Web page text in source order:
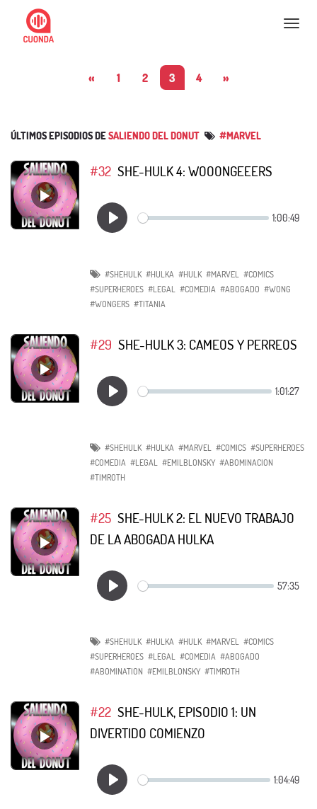
Nav
« 1 2 3 4 »
ÚLTIMOS EPISODIOS DESALIENDO DEL DONUT #MARVEL
#32 SHE-HULK 4: WOOONGEEERS
#SHEHULK #HULKA #HULK #MARVEL
#COMICS
#SUPERHEROES #LEGAL #COMEDIA #ABOGADO #WONG
#WONGERS #TITANIA
#29 SHE-HULK 3: CAMEOS Y PERREOS
#SHEHULK #HULKA #MARVEL #COMICS #SUPERHEROES
#COMEDIA #LEGAL #EMILBLONSKY #ABOMINACION
#TIMROTH
#25 SHE-HULK 2: EL NUEVO TRABAJO
DE LA ABOGADA HULKA
#SHEHULK #HULKA #HULK #MARVEL #COMICS
#SUPERHEROES #LEGAL #COMEDIA #ABOGADO
#ABOMINATION #EMILBLONSKY #TIMROTH
#22 SHE-HULK, EPISODIO 1: UN
DIVERTIDO COMIENZO